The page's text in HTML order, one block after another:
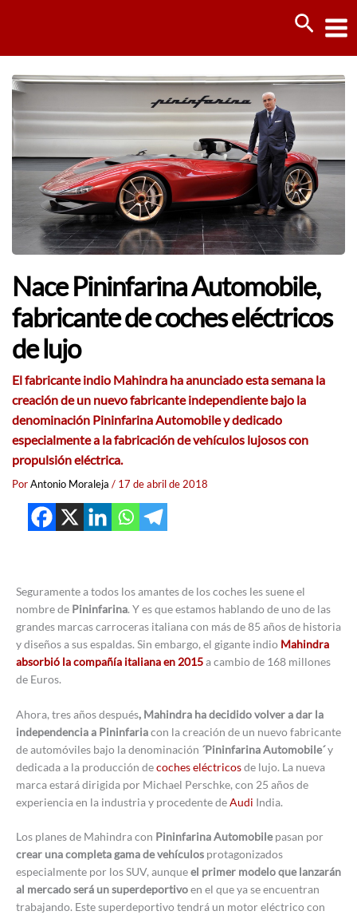
Nace Pininfarina Automobile,
fabricante de coches eléctricos
de lujo
El fabricante indio Mahindra ha anunciado esta semana la
creación de un nuevo fabricante independiente bajo la
denominación Pininfarina Automobile y dedicado
especialmente a la fabricación de vehículos lujosos con
propulsión eléctrica.
PorAntonio Moraleja / 17 de abril de 2018
Seguramente a todos los amantes de los coches les suene el
nombre de Pininfarina. Y es que estamos hablando de uno de las
grandes marcas carroceras italiana con más de 85 años de historia
y diseños a sus espaldas. Sin embargo, el gigante indio Mahindra
absorbió la compañía italiana en 2015a cambio de 168 millones
de Euros.
Ahora, tres años después, Mahindra ha decidido volver a dar la
independencia a Pininfariacon la creación de un nuevo fabricante
de automóviles bajo la denominación ´Pininfarina Automobile´y
dedicada a la producción decoches eléctricosde lujo. La nueva
marca estará dirigida por Michael Perschke, con 25 años de
experiencia en la industria y procedente deAudi India.
Los planes de Mahindra con Pininfarina Automobilepasan por
crear una completa gama de vehículos protagonizados
especialmente por los SUV, aunqueel primer modelo que lanzarán
al mercado será un superdeportivoen el que ya se encuentran
trabajando. Este superdeportivo tendrá un motor eléctrico con